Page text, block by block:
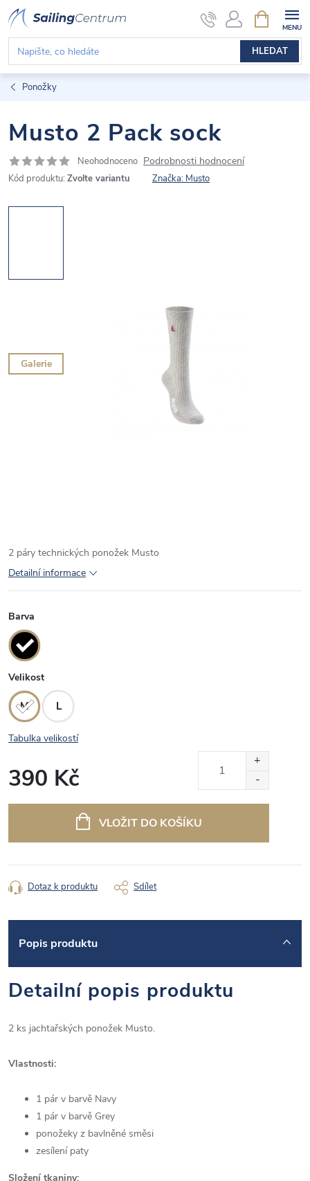
Přejít
na
obsah
HLEDAT
NÁKUPNÍ
KOŠÍK
Ponožky
Musto 2 Pack sock
Neohodnoceno Podrobnosti hodnocení
Kód produktu: Zvolte variantu Značka: Musto
Galerie
2 páry technických ponožek Musto
Detailní informace
Barva
Velikost
M L
Tabulka velikostí
390 Kč
VLOŽIT DO KOŠÍKU
Dotaz k produktu Sdílet
Popis produktu
Detailní popis produktu
2 ks jachtařských ponožek Musto.
Vlastnosti:
1 pár v barvě Navy
1 pár v barvě Grey
ponožeky z bavlněné směsi
zesílení paty
Složení tkaniny: